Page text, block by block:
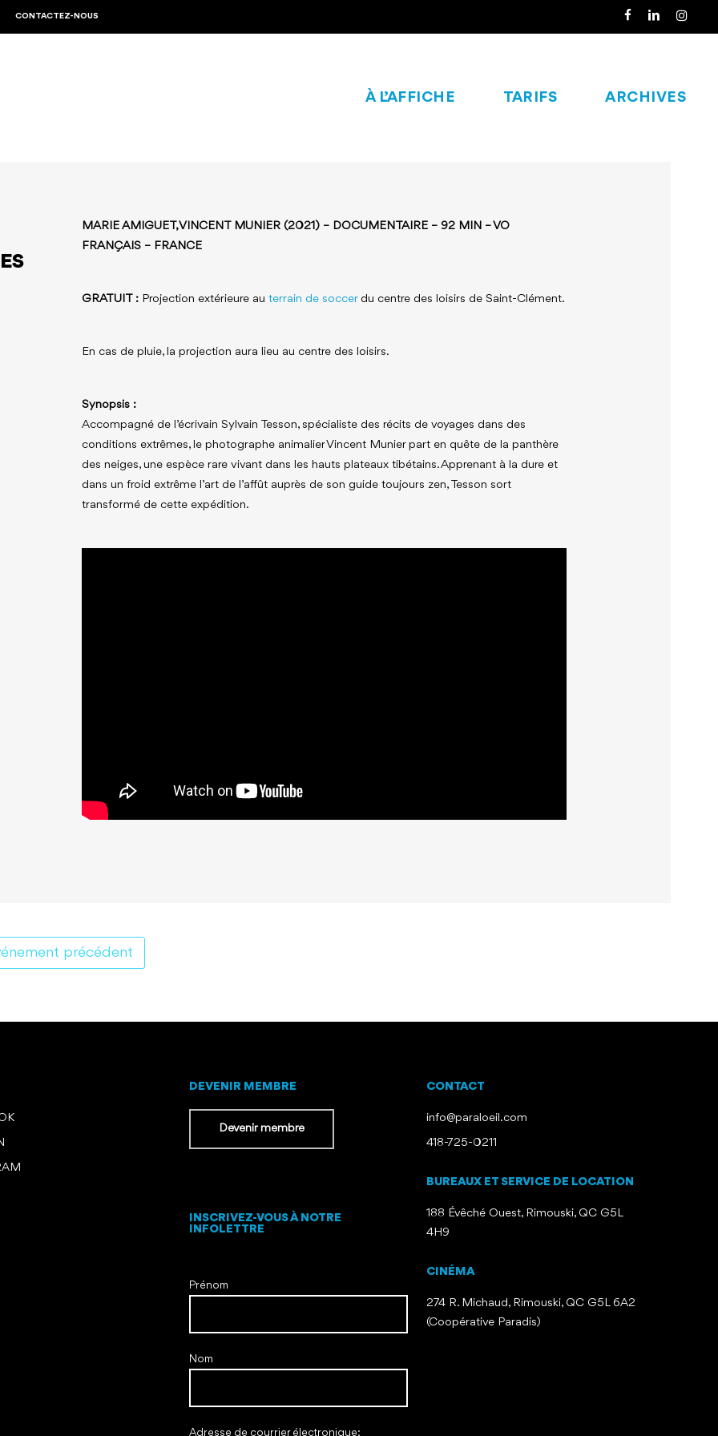
CONTACTEZ-NOUS
À L’AFFICHE TARIFS ARCHIVES
MARIE AMIGUET, VINCENT MUNIER (2021) – DOCUMENTAIRE – 92 MIN – VO
FRANÇAIS – FRANCE
GRATUIT : Projection extérieure auterrain de soccerdu centre des loisirs de Saint-Clément.
En cas de pluie, la projection aura lieu au centre des loisirs.
Synopsis :
Accompagné de l’écrivain Sylvain Tesson, spécialiste des récits de voyages dans des
conditions extrêmes, le photographe animalier Vincent Munier part en quête de la panthère
des neiges, une espèce rare vivant dans les hauts plateaux tibétains. Apprenant à la dure et
dans un froid extrême l’art de l’affût auprès de son guide toujours zen, Tesson sort
transformé de cette expédition.
précédent
DEVENIR MEMBRE
Devenir membre
INSCRIVEZ-VOUS À NOTRE
INFOLETTRE
Prénom
Nom
Adresse de courrier électronique:
CONTACT
info@paraloeil.com
418-725-0211
BUREAUX ET SERVICE DE LOCATION
188 Évêché Ouest, Rimouski, QC G5L
4H9
CINÉMA
274 R. Michaud, Rimouski, QC G5L 6A2
(Coopérative Paradis)